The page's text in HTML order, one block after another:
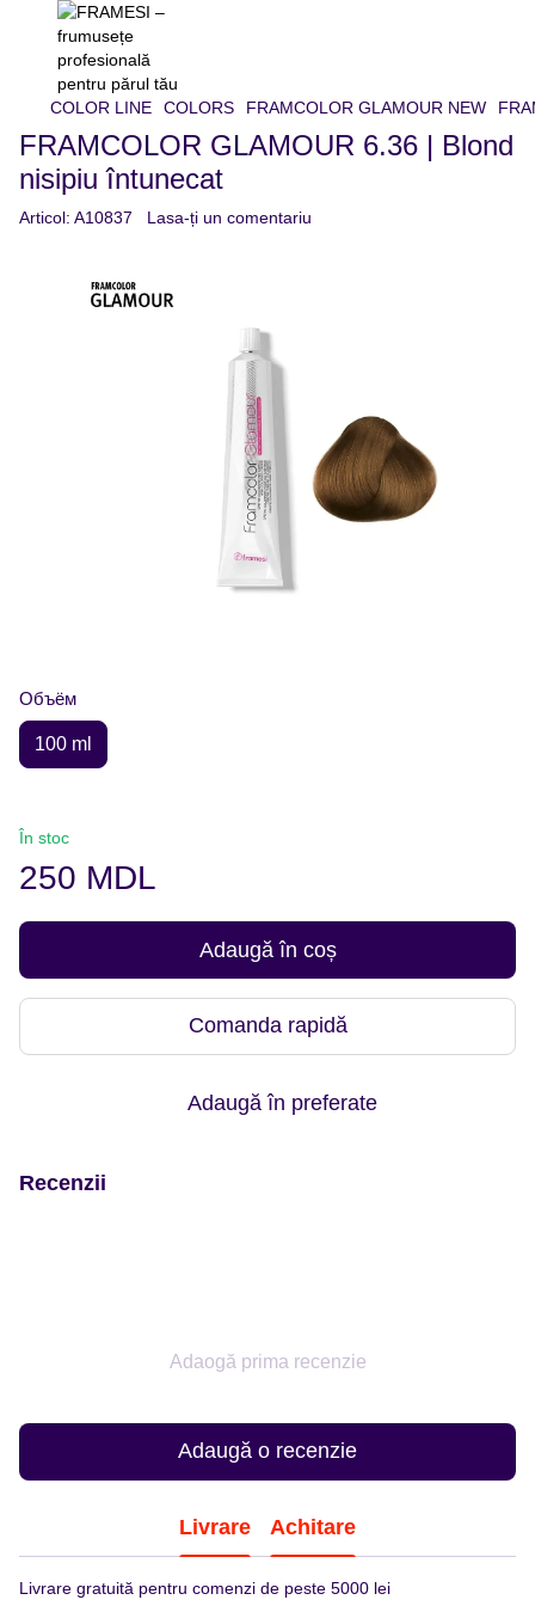
COLOR LINE COLORS FRAMCOLOR GLAMOUR NEW
FRAMCOLOR GLAMOUR 6.36 | Blond
nisipiu întunecat
Articol: A10837 Lasa-ți un comentariu
Объём
100 ml
În stoc
250 MDL
Adaugă în coș
Comanda rapidă
Adaugă în preferate
Recenzii
Adaogă prima recenzie
Adaugă o recenzie
Livrare Achitare
Livrare gratuită pentru comenzi de peste 5000 lei